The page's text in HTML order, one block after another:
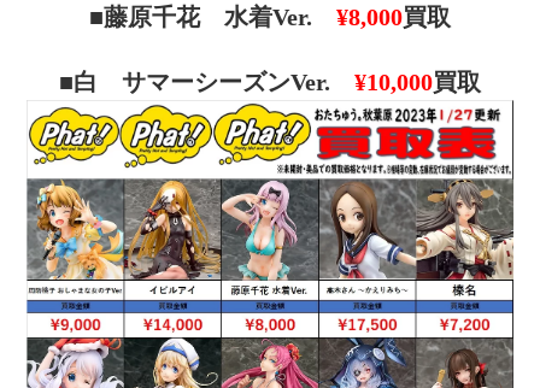
■藤原千花 水着Ver. ¥8,000買取
■白 サマーシーズンVer. ¥10,000買取